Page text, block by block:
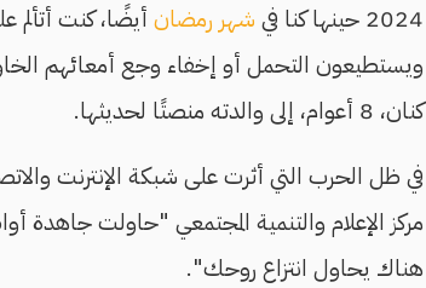
2024 حينها كنا في
شهر رمضانأيضًا، كنت أتألم
ويستطيعون التحمل أو إخفاء وجع أمعائهم
كنان، 8 أعوام، إلى والدته منصتًا لحديثها.
في ظل الحرب التي أثرت على شبكة الإنترنت
مركز الإعلام والتنمية المجتمعي "حاولت
هناك يحاول انتزاع روحك".